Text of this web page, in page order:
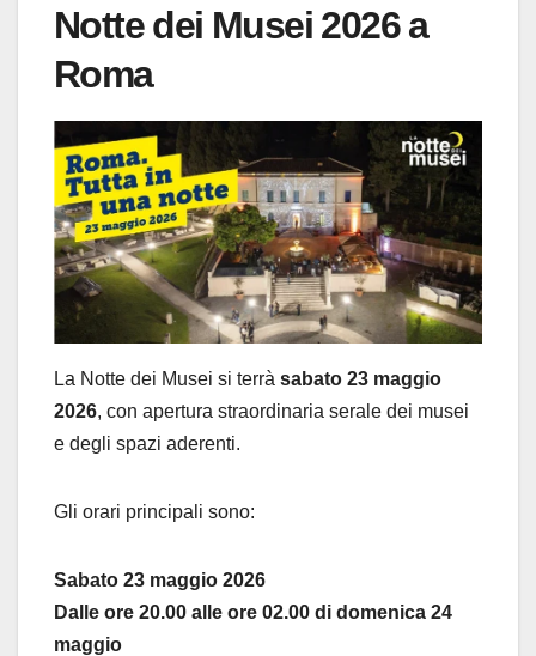
Notte dei Musei 2026 a
Roma
La Notte dei Musei si terrà sabato 23 maggio
2026, con apertura straordinaria serale dei musei
e degli spazi aderenti.
Gli orari principali sono:
Sabato 23 maggio 2026
Dalle ore 20.00 alle ore 02.00 di domenica 24
maggio